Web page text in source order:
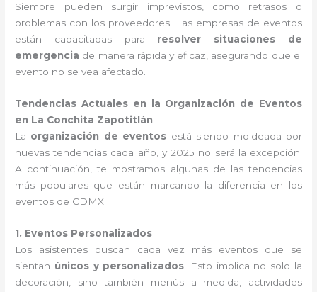
Siempre pueden surgir imprevistos, como retrasos o
problemas con los proveedores. Las empresas de eventos
están capacitadas para resolver situaciones de
emergencia de manera rápida y eficaz, asegurando que el
evento no se vea afectado.
Tendencias Actuales en la Organización de Eventos
en La Conchita Zapotitlán
La organización de eventos está siendo moldeada por
nuevas tendencias cada año, y 2025 no será la excepción.
A continuación, te mostramos algunas de las tendencias
más populares que están marcando la diferencia en los
eventos de CDMX:
1. Eventos Personalizados
Los asistentes buscan cada vez más eventos que se
sientan únicos y personalizados . Esto implica no solo la
decoración, sino también menús a medida, actividades